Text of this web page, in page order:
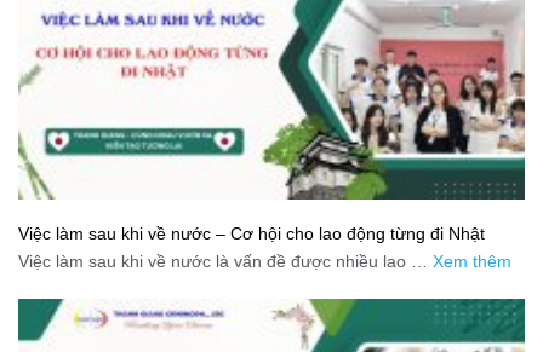
Việc làm sau khi về nước – Cơ hội cho lao động từng đi Nhật
Việc làm sau khi về nước là vấn đề được nhiều lao … Xem thêm